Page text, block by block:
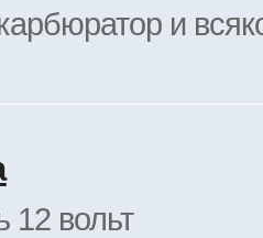
и
12 вольт